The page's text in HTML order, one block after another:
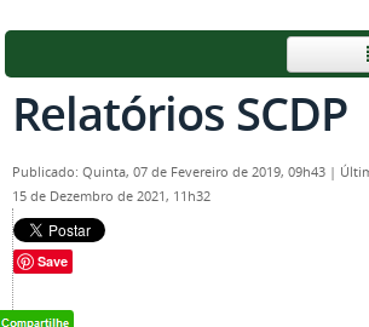
Relatórios SCDP
Publicado: Quinta, 07 de Fevereiro de 2019, 09h43 |
15 de Dezembro de 2021, 11h32
Save